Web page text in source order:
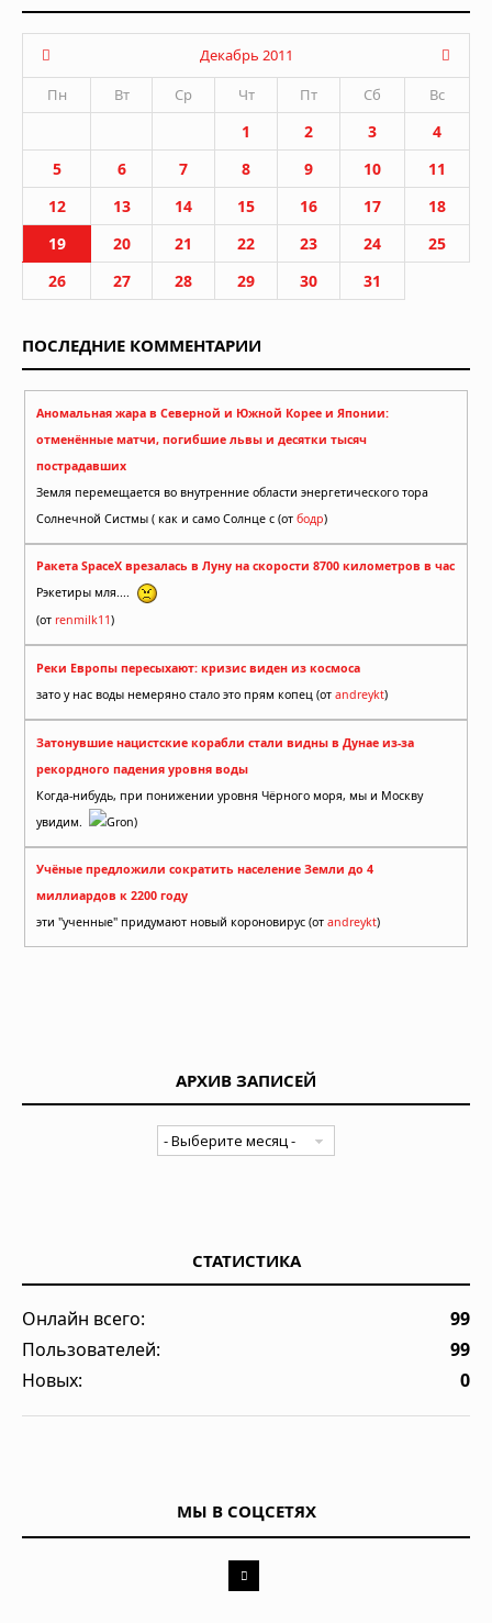
Декабрь 2011
Пн
Вт Ср Чт Пт Сб Вс
1 2 3
4
5
6 7 8 9 10
11
12
13 14 15 16 17
18
19
20 21 22 23 24
25
26
27 28 29 30 31
ПОСЛЕДНИЕ КОММЕНТАРИИ
Аномальная жара в Северной и Южной Корее и Японии:
отменённые матчи, погибшие львы и десятки тысяч
пострадавших
Земля перемещается во внутренние области энергетического тора
Солнечной Систмы ( как и само Солнце с (от бодр)
Ракета SpaceX врезалась в Луну на скорости 8700 километров в час
Рэкетиры мля....
(от renmilk11)
Реки Европы пересыхают: кризис виден из космоса
зато у нас воды немеряно стало это прям копец (от andreykt)
Затонувшие нацистские корабли стали видны в Дунае из-за
рекордного падения уровня воды
Когда-нибудь, при понижении уровня Чёрного моря, мы и Москву
увидим.
Gron)
Учёные предложили сократить население Земли до 4
миллиардов к 2200 году
эти "ученные" придумают новый короновирус (от andreykt)
АРХИВ ЗАПИСЕЙ
СТАТИСТИКА
Онлайн всего:
99
Пользователей:
99
Новых:
0
МЫ В СОЦСЕТЯХ